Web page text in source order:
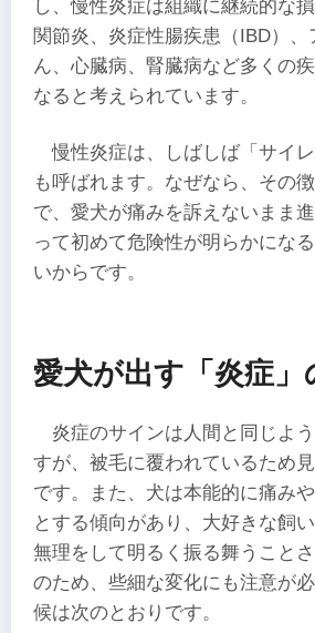
し、慢性炎症は組織に継続的な
関節炎、炎症性腸疾患（IBD）
ん、心臓病、腎臓病など多くの
なると考えられています。
慢性炎症は、しばしば「サイ
も呼ばれます。なぜなら、その
で、愛犬が痛みを訴えないまま
って初めて危険性が明らかにな
いからです。
愛犬が出す「炎症」
炎症のサインは人間と同じよ
すが、被毛に覆われているため
です。また、犬は本能的に痛み
とする傾向があり、大好きな飼
無理をして明るく振る舞うこと
のため、些細な変化にも注意が
候は次のとおりです。